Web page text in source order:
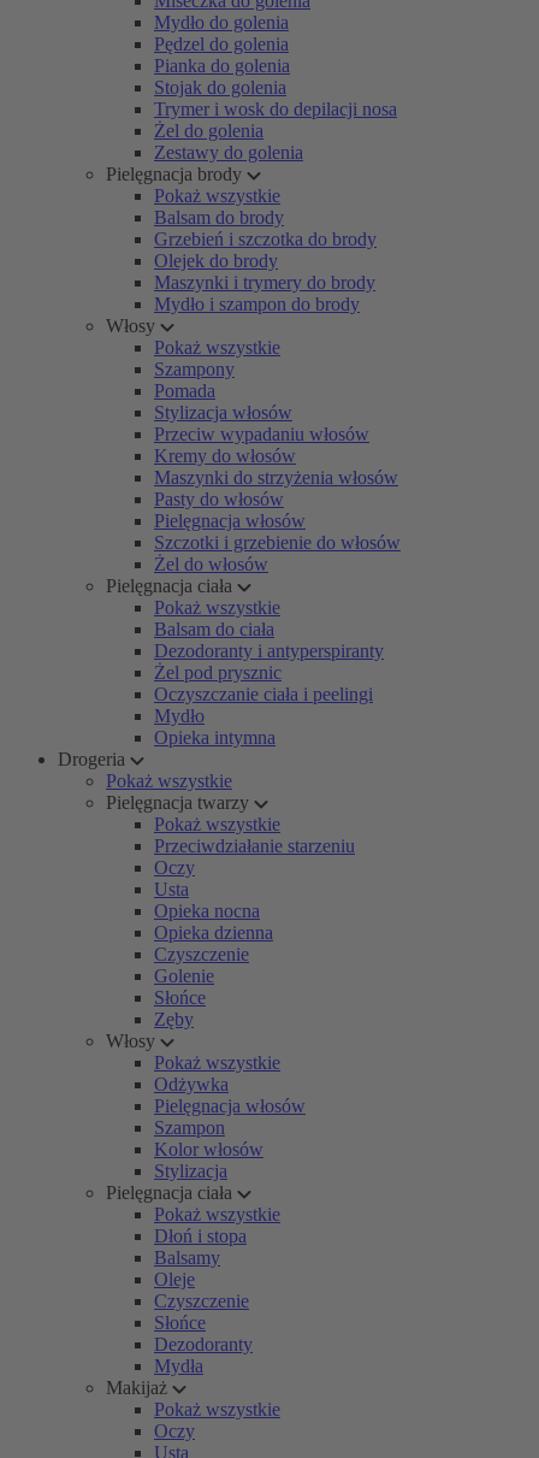
Mydło do golenia
Pędzel do golenia
Pianka do golenia
Stojak do golenia
Trymer i wosk do depilacji nosa
Żel do golenia
Zestawy do golenia
Pielęgnacja brody
Pokaż wszystkie
Balsam do brody
Grzebień i szczotka do brody
Olejek do brody
Maszynki i trymery do brody
Mydło i szampon do brody
Włosy
Pokaż wszystkie
Szampony
Pomada
Stylizacja włosów
Przeciw wypadaniu włosów
Kremy do włosów
Maszynki do strzyżenia włosów
Pasty do włosów
Pielęgnacja włosów
Szczotki i grzebienie do włosów
Żel do włosów
Pielęgnacja ciała
Pokaż wszystkie
Balsam do ciała
Dezodoranty i antyperspiranty
Żel pod prysznic
Oczyszczanie ciała i peelingi
Mydło
Opieka intymna
Drogeria
Pokaż wszystkie
Pielęgnacja twarzy
Pokaż wszystkie
Przeciwdziałanie starzeniu
Oczy
Usta
Opieka nocna
Opieka dzienna
Czyszczenie
Golenie
Słońce
Zęby
Włosy
Pokaż wszystkie
Odżywka
Pielęgnacja włosów
Szampon
Kolor włosów
Stylizacja
Pielęgnacja ciała
Pokaż wszystkie
Dłoń i stopa
Balsamy
Oleje
Czyszczenie
Słońce
Dezodoranty
Mydła
Makijaż
Pokaż wszystkie
Oczy
Usta